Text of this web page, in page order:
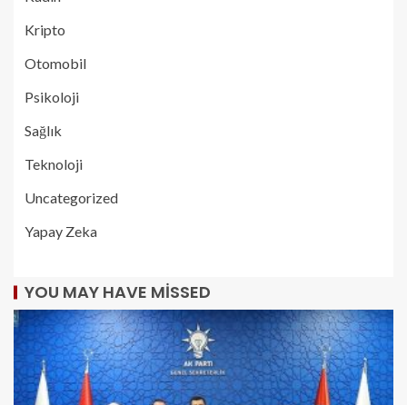
Kripto
Otomobil
Psikoloji
Sağlık
Teknoloji
Uncategorized
Yapay Zeka
YOU MAY HAVE MISSED